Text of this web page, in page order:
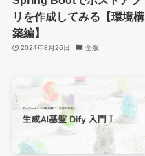
リを作成してみる【環境構
築編】
2024年8月26日 全般